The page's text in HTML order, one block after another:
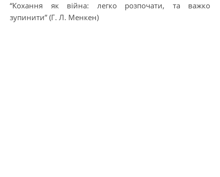
“Кохання як війна: легко розпочати, та важко
зупинити” (Г. Л. Менкен)